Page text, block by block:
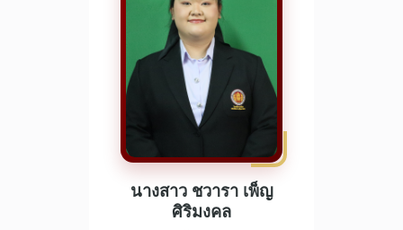
นางสาว ชวารา เพ็ญ
ศิริมงคล